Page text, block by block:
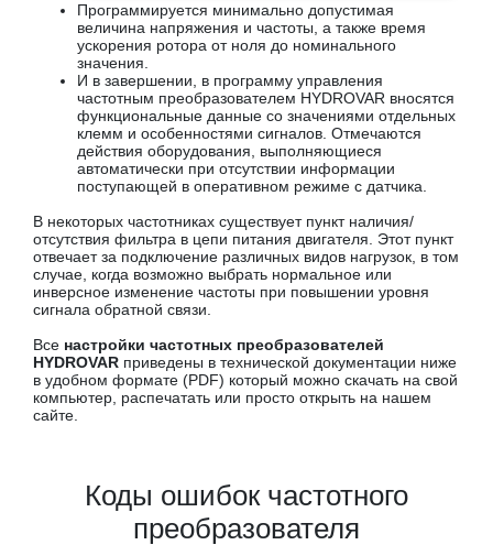
Программируется минимально допустимая
величина напряжения и частоты, а также время
ускорения ротора от ноля до номинального
значения.
И в завершении, в программу управления
частотным преобразователем HYDROVAR вносятся
функциональные данные со значениями отдельных
клемм и особенностями сигналов. Отмечаются
действия оборудования, выполняющиеся
автоматически при отсутствии информации
поступающей в оперативном режиме с датчика.
В некоторых частотниках существует пункт наличия/
отсутствия фильтра в цепи питания двигателя. Этот пункт
отвечает за подключение различных видов нагрузок, в том
случае, когда возможно выбрать нормальное или
инверсное изменение частоты при повышении уровня
сигнала обратной связи.
Все настройки частотных преобразователей
HYDROVAR приведены в технической документации ниже
в удобном формате (PDF) который можно скачать на свой
компьютер, распечатать или просто открыть на нашем
сайте.
Коды ошибок частотного
преобразователя